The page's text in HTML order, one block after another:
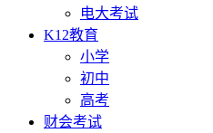
电大考试
K12教育
小学
初中
高考
财会考试